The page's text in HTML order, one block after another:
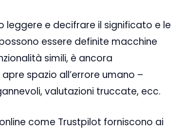
leggere e decifrare il significato e le
essere definite macchine
simili, è ancora
spazio all’errore umano –
valutazioni truccate, ecc.
come Trustpilot forniscono ai